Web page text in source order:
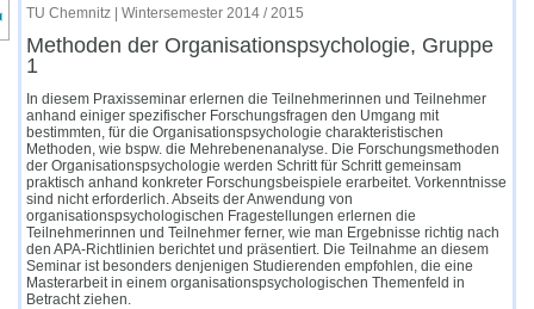
des Kursmenüs
TU Chemnitz | Wintersemester 2014 / 2015
Methoden der Organisationspsychologie, Gruppe
1
In diesem Praxisseminar erlernen die Teilnehmerinnen und Teilnehmer
anhand einiger spezifischer Forschungsfragen den Umgang mit
bestimmten, für die Organisationspsychologie charakteristischen
Methoden, wie bspw. die Mehrebenenanalyse. Die Forschungsmethoden
der Organisationspsychologie werden Schritt für Schritt gemeinsam
praktisch anhand konkreter Forschungsbeispiele erarbeitet. Vorkenntnisse
sind nicht erforderlich. Abseits der Anwendung von
organisationspsychologischen Fragestellungen erlernen die
Teilnehmerinnen und Teilnehmer ferner, wie man Ergebnisse richtig nach
den APA-Richtlinien berichtet und präsentiert. Die Teilnahme an diesem
Seminar ist besonders denjenigen Studierenden empfohlen, die eine
Masterarbeit in einem organisationspsychologischen Themenfeld in
Betracht ziehen.